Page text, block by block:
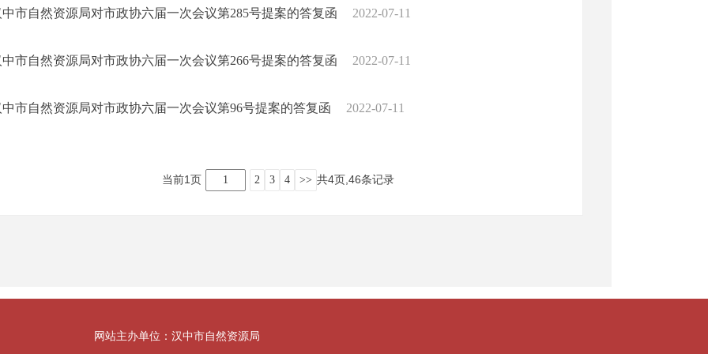
中市自然资源局对市政协六届一次会议第285号提案的答复函 2022-07-11
中市自然资源局对市政协六届一次会议第266号提案的答复函 2022-07-11
中市自然资源局对市政协六届一次会议第96号提案的答复函 2022-07-11
当前1页 1 2 3 4 >> 共4页,46条记录
网站主办单位：汉中市自然资源局